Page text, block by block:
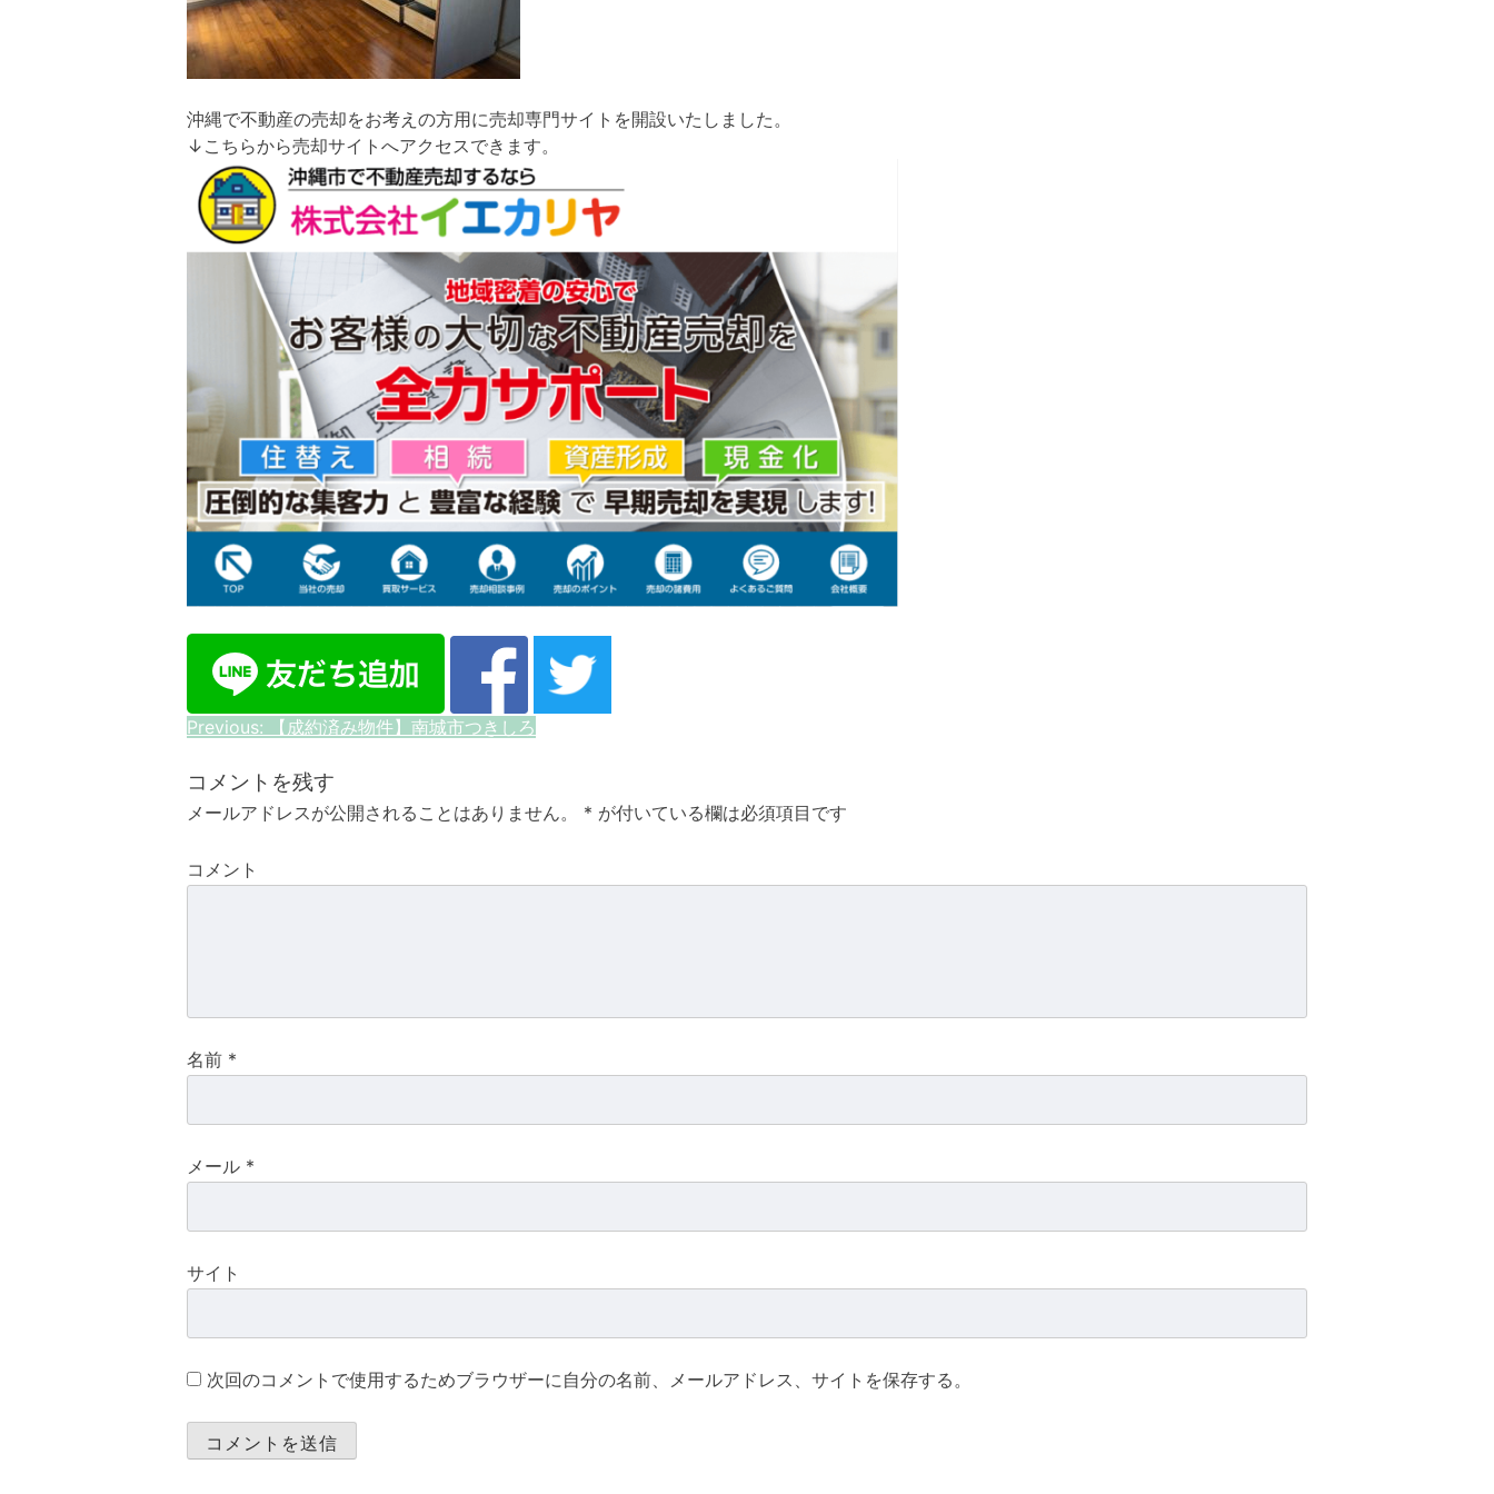
沖縄で不動産の売却をお考えの方用に売却専門サイトを開設いたしました。
↓こちらから売却サイトへアクセスできます。
投
稿
ナ
ゲ
ョ
ン
Previous: 【成約済み物件】南城市つきしろ
コメントを残す
メールアドレスが公開されることはありません。 * が付いている欄は必須項目です
コメント
名前 *
メール *
サイト
次回のコメントで使用するためブラウザーに自分の名前、メールアドレス、サイトを保存する。